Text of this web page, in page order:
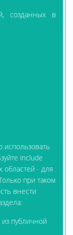
созданных в
использовать
include
областей - для
при таком
внести